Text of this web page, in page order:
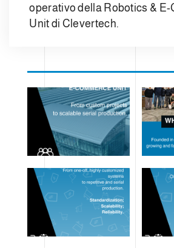
operativo della Robotics & E-
Unit di Clevertech.